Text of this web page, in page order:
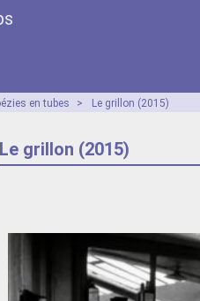
en tubes > Le grillon (2015)
Le grillon (2015)